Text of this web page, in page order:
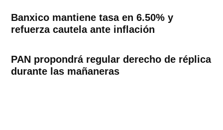
Banxico mantiene tasa en 6.50% y
refuerza cautela ante inflación
PAN propondrá regular derecho de réplica
durante las mañaneras